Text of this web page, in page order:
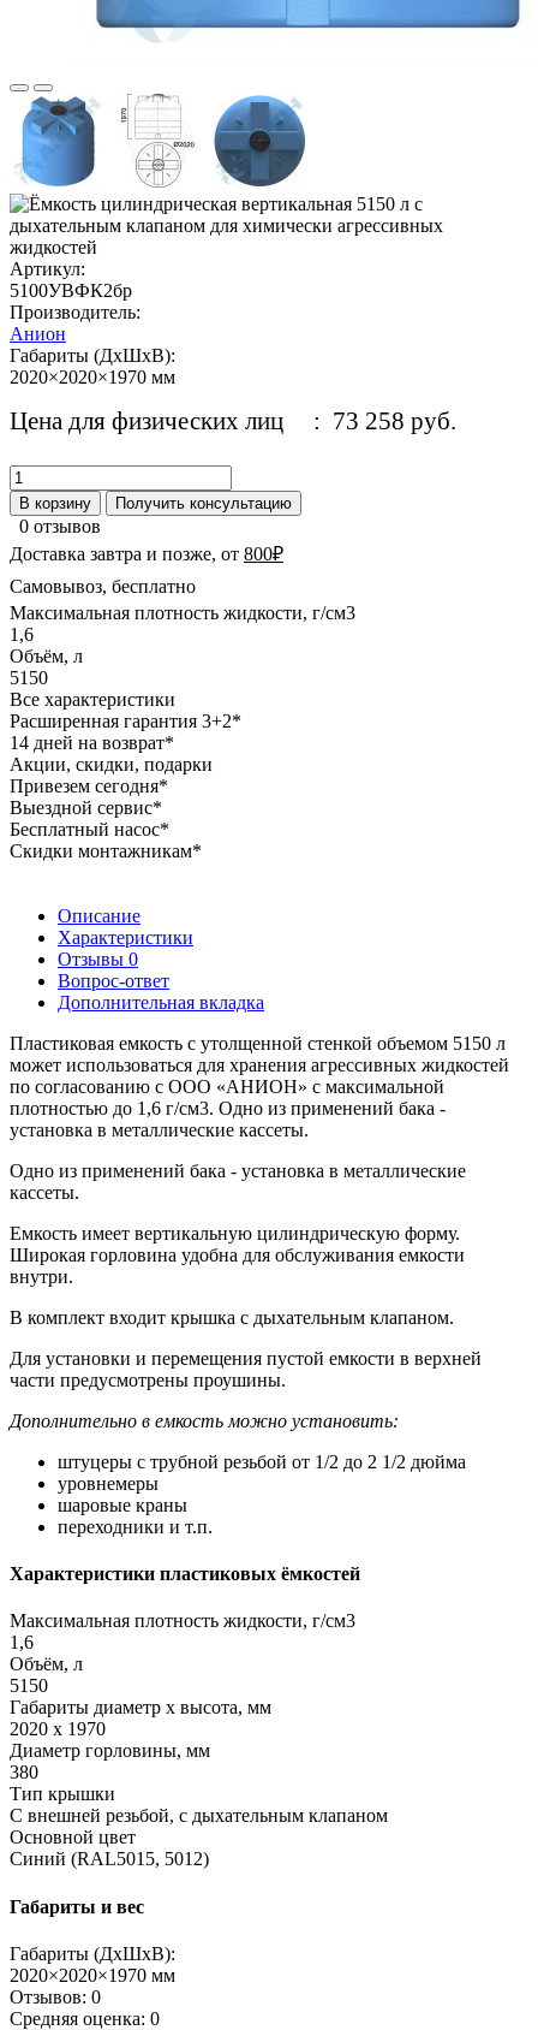
Артикул:
5100УВФК2бр
Производитель:
Анион
Габариты (ДхШхВ):
2020×2020×1970 мм
Цена для физических лиц : 73 258 руб.
В корзину Получить консультацию
0 отзывов
Доставка завтра и позже, от 800₽
Самовывоз, бесплатно
Максимальная плотность жидкости, г/см3
1,6
Объём, л
5150
Все характеристики
Расширенная гарантия 3+2*
14 дней на возврат*
Акции, скидки, подарки
Привезем сегодня*
Выездной сервис*
Бесплатный насос*
Скидки монтажникам*
Описание
Характеристики
Отзывы 0
Вопрос-ответ
Дополнительная вкладка
Пластиковая емкость с утолщенной стенкой объемом 5150 л
может использоваться для хранения агрессивных жидкостей
по согласованию с ООО «АНИОН» с максимальной
плотностью до 1,6 г/см3. Одно из применений бака -
установка в металлические кассеты.
Одно из применений бака - установка в металлические
кассеты.
Емкость имеет вертикальную цилиндрическую форму.
Широкая горловина удобна для обслуживания емкости
внутри.
В комплект входит крышка с дыхательным клапаном.
Для установки и перемещения пустой емкости в верхней
части предусмотрены проушины.
Дополнительно в емкость можно установить:
штуцеры с трубной резьбой от 1/2 до 2 1/2 дюйма
уровнемеры
шаровые краны
переходники и т.п.
Характеристики пластиковых ёмкостей
Максимальная плотность жидкости, г/см3
1,6
Объём, л
5150
Габариты диаметр х высота, мм
2020 x 1970
Диаметр горловины, мм
380
Тип крышки
С внешней резьбой, с дыхательным клапаном
Основной цвет
Синий (RAL5015, 5012)
Габариты и вес
Габариты (ДхШхВ):
2020×2020×1970 мм
Отзывов: 0
Средняя оценка: 0